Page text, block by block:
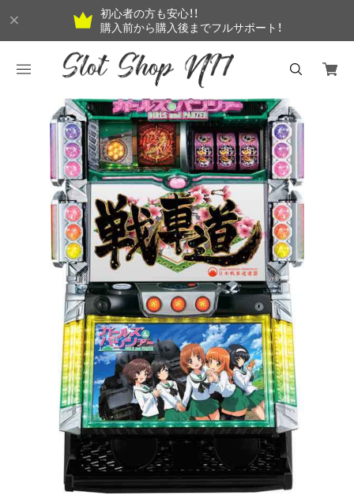
初心者の方も安心！！
購入前から購入後までフルサポート！